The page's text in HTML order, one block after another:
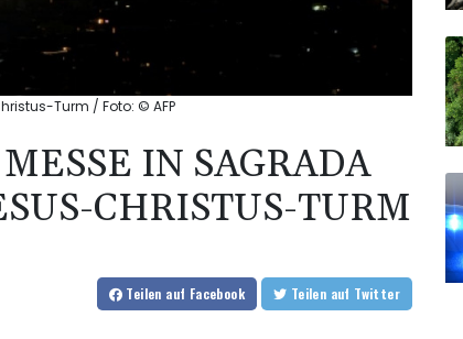
Turm / Foto: © AFP
IN SAGRADA
CHRISTUS-TURM
Teilen auf Facebook Teilen auf Twitter